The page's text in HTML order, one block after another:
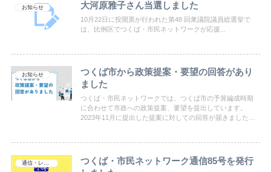
お知らせ 大河原雅子さん当選しました
10月22日に投開票が行われた第48 回衆議院議員総選挙で
は、比例区でつくば・市民ネットワークが応援...
お知らせ
つくば市から政策提案・要望の回答があり
ました
つくば・市民ネットワークでは、つくば市の予算編成時期
に合わせて市政への政策提案、要望を提出しています。
2023年11月に提出した提案に対しての回答が届きましたの
つくば・市民ネットワーク通信85号を発行